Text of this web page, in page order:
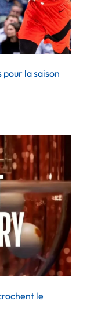
pour la saison
le